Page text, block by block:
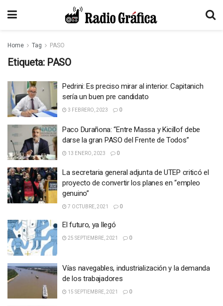
Home Tag PASO
Etiqueta: PASO
Pedrini: Es preciso mirar al interior. Capitanich
sería un buen pre candidato
3 FEBRERO, 2023 0
Paco Durañona: “Entre Massa y Kicillof debe
darse la gran PASO del Frente de Todos”
13 ENERO, 2023 0
La secretaria general adjunta de UTEP criticó el
proyecto de convertir los planes en “empleo
genuino”
7 OCTUBRE, 2021 0
El futuro, ya llegó
25 SEPTIEMBRE, 2021 0
Vías navegables, industrialización y la demanda
de los trabajadores
15 SEPTIEMBRE, 2021 0